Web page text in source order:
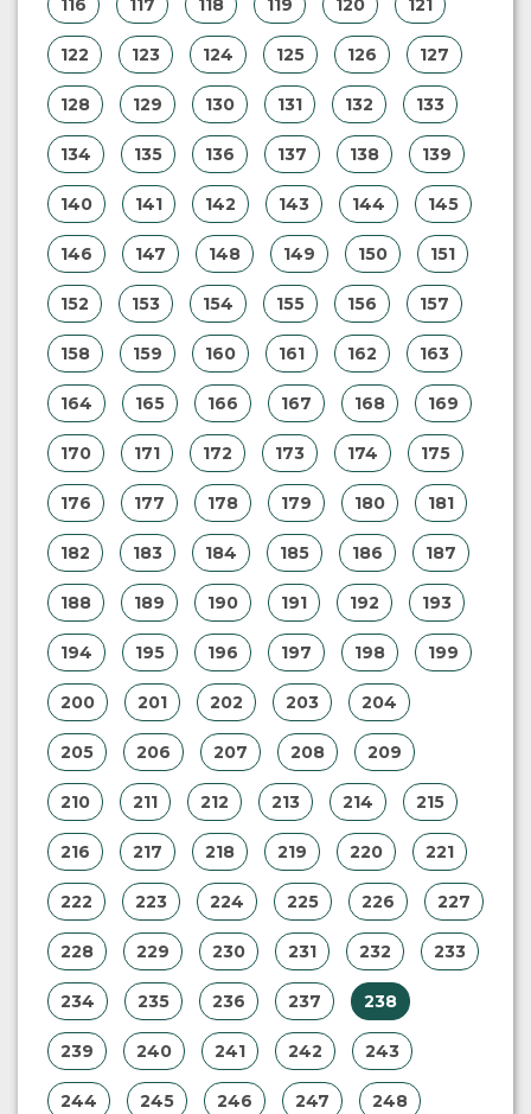
116 117 118 119 120 121
122 123 124 125 126 127
128 129 130 131 132 133
134 135 136 137 138 139
140 141 142 143 144 145
146 147 148 149 150 151
152 153 154 155 156 157
158 159 160 161 162 163
164 165 166 167 168 169
170 171 172 173 174 175
176 177 178 179 180 181
182 183 184 185 186 187
188 189 190 191 192 193
194 195 196 197 198 199
200 201 202 203 204
205 206 207 208 209
210 211 212 213 214 215
216 217 218 219 220 221
222 223 224 225 226 227
228 229 230 231 232 233
234 235 236 237 238
239 240 241 242 243
244 245 246 247 248